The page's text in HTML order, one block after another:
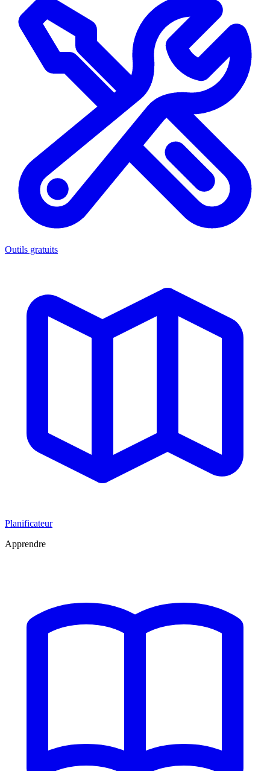
Outils gratuits
Planificateur
Apprendre